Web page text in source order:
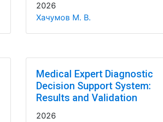
2026
Хачумов М. В.
Medical Expert Diagnostic
Decision Support System:
Results and Validation
2026